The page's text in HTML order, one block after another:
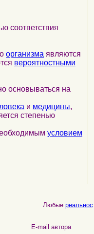
соответствия
организма являются
вероятностными
основываться на
и медицины,
степенью
условием
Любыереальности
автора